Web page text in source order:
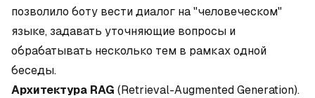
позволило боту вести диалог на "человеческом"
языке, задавать уточняющие вопросы и
обрабатывать несколько тем в рамках одной
беседы.
Архитектура RAG (Retrieval-Augmented Generation).